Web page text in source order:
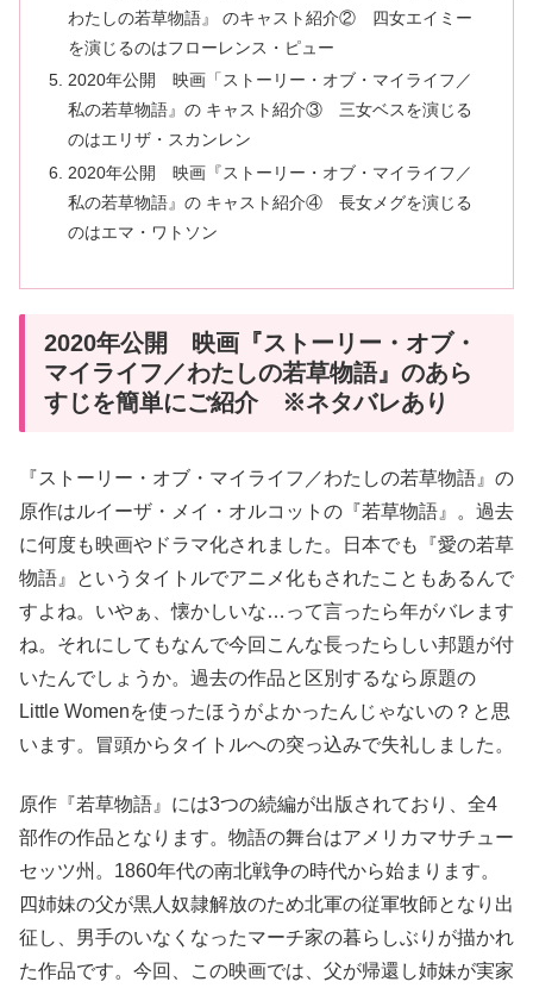
わたしの若草物語』 のキャスト紹介② 四女エイミー
を演じるのはフローレンス・ピュー
2020年公開 映画「ストーリー・オブ・マイライフ／
私の若草物語』の キャスト紹介③ 三女ベスを演じる
のはエリザ・スカンレン
2020年公開 映画『ストーリー・オブ・マイライフ／
私の若草物語』の キャスト紹介④ 長女メグを演じる
のはエマ・ワトソン
2020年公開 映画『ストーリー・オブ・
マイライフ／わたしの若草物語』のあら
すじを簡単にご紹介 ※ネタバレあり
『ストーリー・オブ・マイライフ／わたしの若草物語』の
原作はルイーザ・メイ・オルコットの『若草物語』。過去
に何度も映画やドラマ化されました。日本でも『愛の若草
物語』というタイトルでアニメ化もされたこともあるんで
すよね。いやぁ、懐かしいな…って言ったら年がバレます
ね。それにしてもなんで今回こんな長ったらしい邦題が付
いたんでしょうか。過去の作品と区別するなら原題の
Little Womenを使ったほうがよかったんじゃないの？と思
います。冒頭からタイトルへの突っ込みで失礼しました。
原作『若草物語』には3つの続編が出版されており、全4
部作の作品となります。物語の舞台はアメリカマサチュー
セッツ州。1860年代の南北戦争の時代から始まります。
四姉妹の父が黒人奴隷解放のため北軍の従軍牧師となり出
征し、男手のいなくなったマーチ家の暮らしぶりが描かれ
た作品です。今回、この映画では、父が帰還し姉妹が実家